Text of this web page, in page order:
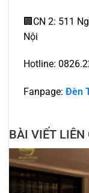
🏢CN 2: 511
Nội
Hotline:
Fanpage: Đèn
BÀI VIẾT LIÊN